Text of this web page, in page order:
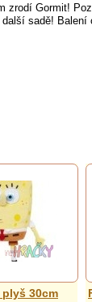
zrodí Gormit!
sadě! Balení
30cm